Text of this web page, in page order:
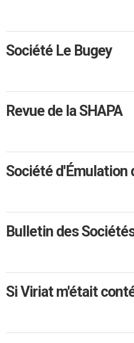
Société Le Bugey
Revue de la SHAPA
Société d'Émulation
Bulletin des
Si Viriat m'était